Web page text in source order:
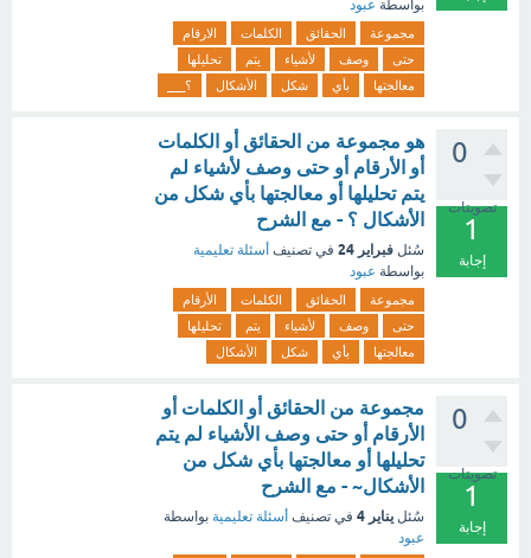
بواسطة عبود
مجموعة الحقائق الكلمات
الارقام
حتى
وصف لأشياء يتم
تحليلها
معالجتها
بأي شكل الأشكال ؟___
0
تصويتات
1
إجابة
هو مجموعة من الحقائق أو الكلمات
أو الأرقام أو حتى وصف لأشياء لم
يتم تحليلها أو معالجتها بأي شكل من
الأشكال ؟ - مع الشرح
سُئل فبراير 24 في تصنيف أسئلة تعليمية
بواسطة عبود
مجموعة الحقائق الكلمات
الأرقام
حتى
وصف لأشياء يتم
تحليلها
معالجتها
بأي شكل الأشكال
0
تصويتات
1
إجابة
مجموعة من الحقائق أو الكلمات أو
الأرقام أو حتى وصف الأشياء لم يتم
تحليلها أو معالجتها بأي شكل من
الأشكال~ - مع الشرح
سُئل يناير 4 في تصنيف أسئلة تعليمية بواسطة
عبود